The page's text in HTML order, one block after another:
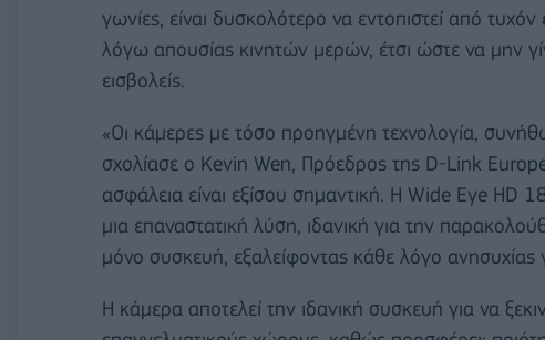
γωνίες, είναι δυσκολότερο να εντοπιστεί από
λόγω απουσίας κινητών μερών, έτσι ώστε να μην
εισβολείς.
«Οι κάμερες με τόσο προηγμένη τεχνολογία,
σχολίασε ο Kevin Wen, Πρόεδρος της D-Link
ασφάλεια είναι εξίσου σημαντική. Η Wide Eye
μια επαναστατική λύση, ιδανική για την
μόνο συσκευή, εξαλείφοντας κάθε λόγο ανησυχίας
Η κάμερα αποτελεί την ιδανική συσκευή για να